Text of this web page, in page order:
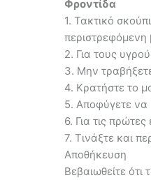
Φροντίδα
1. Τακτικό
περιστρεφόμενη
2. Για τους
3. Μην
4. Κρατήστε το
5. Αποφύγετε να
6. Για τις
7. Τινάξτε και
Αποθήκευση
Βεβαιωθείτε